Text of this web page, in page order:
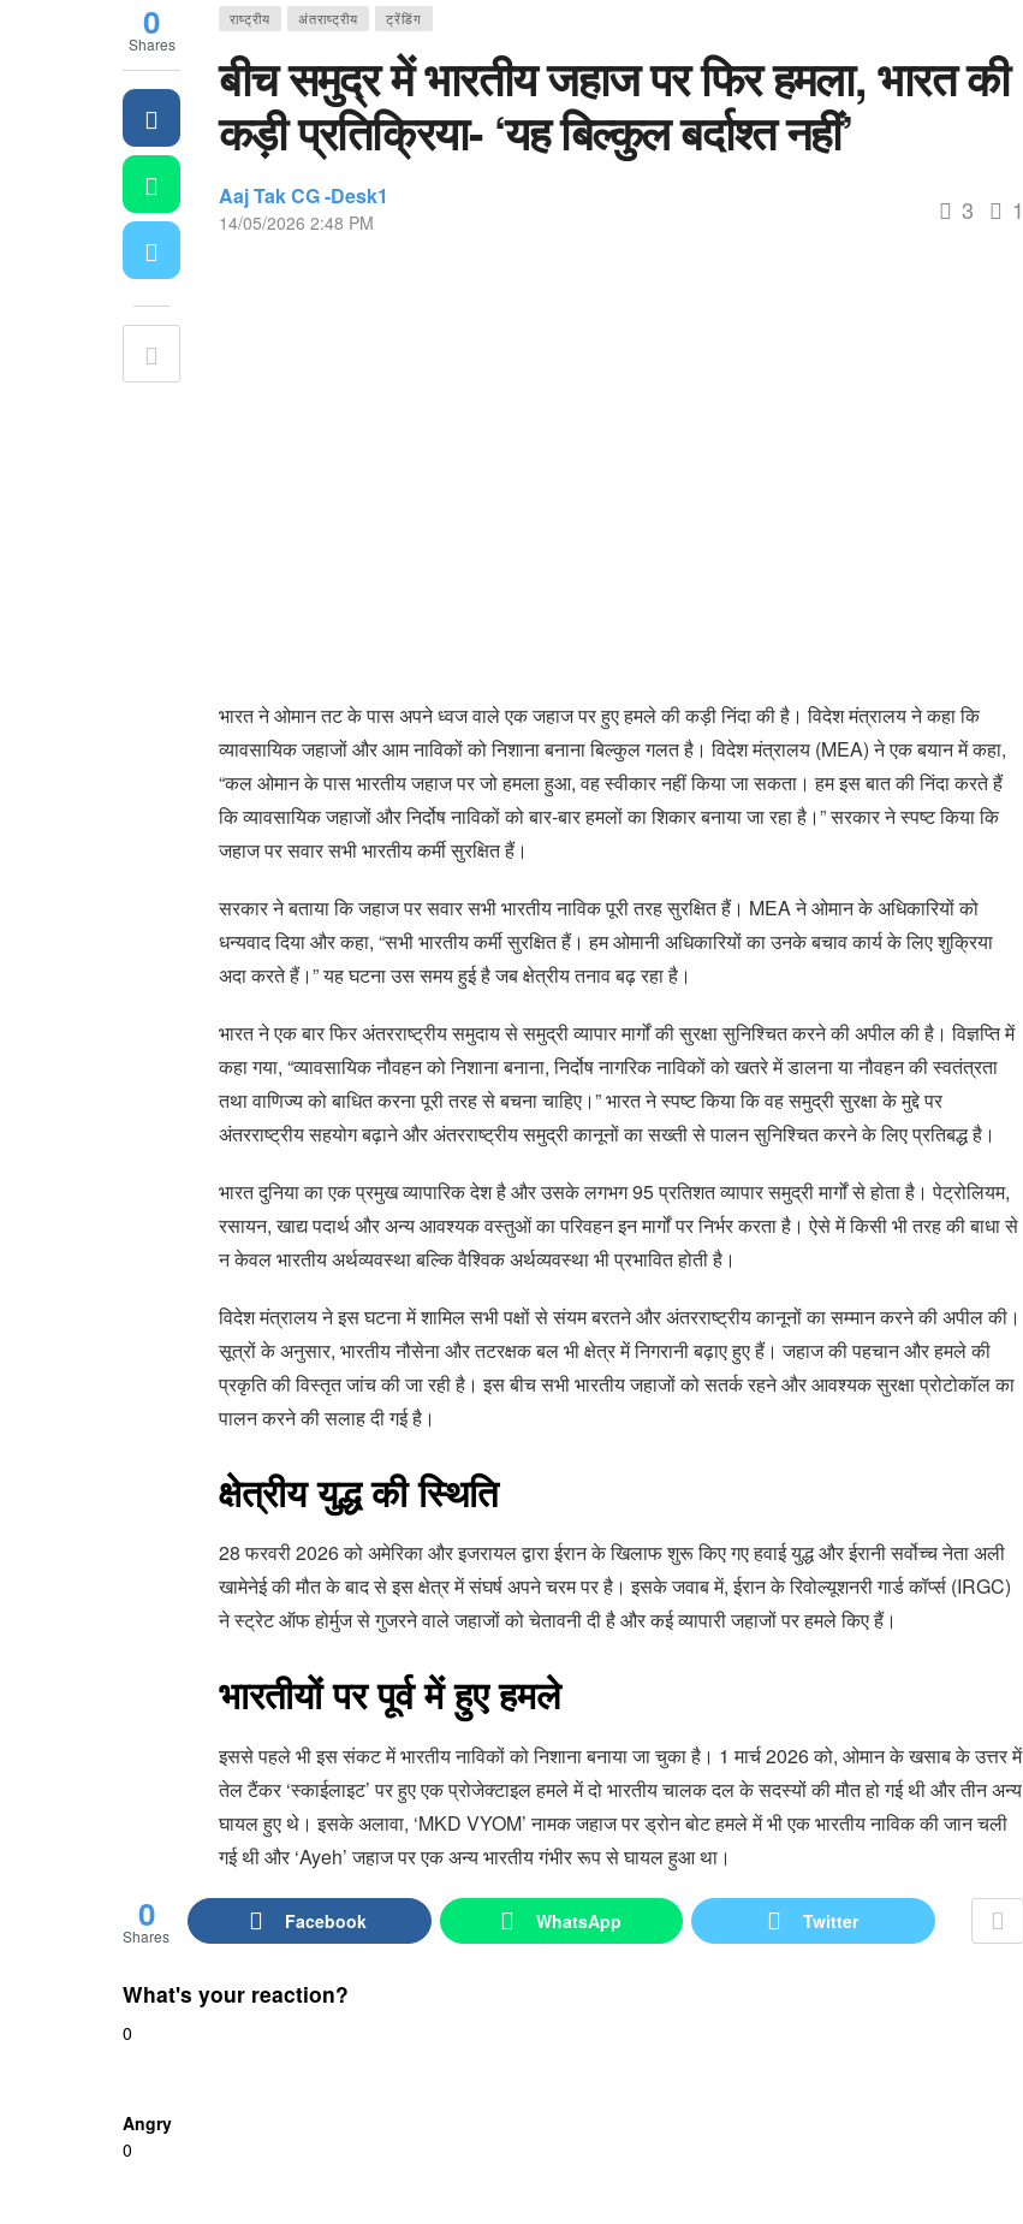
राष्ट्रीय अंतराष्ट्रीय ट्रेंडिंग
बीच समुद्र में भारतीय जहाज पर फिर हमला, भारत की
कड़ी प्रतिक्रिया- ‘यह बिल्कुल बर्दाश्त नहीं’
Aaj Tak CG -Desk1
14/05/2026 2:48 PM 3 1
0
Shares
भारत ने ओमान तट के पास अपने ध्वज वाले एक जहाज पर हुए हमले की कड़ी निंदा की है। विदेश मंत्रालय ने कहा कि
व्यावसायिक जहाजों और आम नाविकों को निशाना बनाना बिल्कुल गलत है। विदेश मंत्रालय (MEA) ने एक बयान में कहा,
“कल ओमान के पास भारतीय जहाज पर जो हमला हुआ, वह स्वीकार नहीं किया जा सकता। हम इस बात की निंदा करते हैं
कि व्यावसायिक जहाजों और निर्दोष नाविकों को बार-बार हमलों का शिकार बनाया जा रहा है।” सरकार ने स्पष्ट किया कि
जहाज पर सवार सभी भारतीय कर्मी सुरक्षित हैं।
सरकार ने बताया कि जहाज पर सवार सभी भारतीय नाविक पूरी तरह सुरक्षित हैं। MEA ने ओमान के अधिकारियों को
धन्यवाद दिया और कहा, “सभी भारतीय कर्मी सुरक्षित हैं। हम ओमानी अधिकारियों का उनके बचाव कार्य के लिए शुक्रिया
अदा करते हैं।” यह घटना उस समय हुई है जब क्षेत्रीय तनाव बढ़ रहा है।
भारत ने एक बार फिर अंतरराष्ट्रीय समुदाय से समुद्री व्यापार मार्गों की सुरक्षा सुनिश्चित करने की अपील की है। विज्ञप्ति में
कहा गया, “व्यावसायिक नौवहन को निशाना बनाना, निर्दोष नागरिक नाविकों को खतरे में डालना या नौवहन की स्वतंत्रता
तथा वाणिज्य को बाधित करना पूरी तरह से बचना चाहिए।” भारत ने स्पष्ट किया कि वह समुद्री सुरक्षा के मुद्दे पर
अंतरराष्ट्रीय सहयोग बढ़ाने और अंतरराष्ट्रीय समुद्री कानूनों का सख्ती से पालन सुनिश्चित करने के लिए प्रतिबद्ध है।
भारत दुनिया का एक प्रमुख व्यापारिक देश है और उसके लगभग 95 प्रतिशत व्यापार समुद्री मार्गों से होता है। पेट्रोलियम,
रसायन, खाद्य पदार्थ और अन्य आवश्यक वस्तुओं का परिवहन इन मार्गों पर निर्भर करता है। ऐसे में किसी भी तरह की बाधा से
न केवल भारतीय अर्थव्यवस्था बल्कि वैश्विक अर्थव्यवस्था भी प्रभावित होती है।
विदेश मंत्रालय ने इस घटना में शामिल सभी पक्षों से संयम बरतने और अंतरराष्ट्रीय कानूनों का सम्मान करने की अपील की।
सूत्रों के अनुसार, भारतीय नौसेना और तटरक्षक बल भी क्षेत्र में निगरानी बढ़ाए हुए हैं। जहाज की पहचान और हमले की
प्रकृति की विस्तृत जांच की जा रही है। इस बीच सभी भारतीय जहाजों को सतर्क रहने और आवश्यक सुरक्षा प्रोटोकॉल का
पालन करने की सलाह दी गई है।
क्षेत्रीय युद्ध की स्थिति
28 फरवरी 2026 को अमेरिका और इजरायल द्वारा ईरान के खिलाफ शुरू किए गए हवाई युद्ध और ईरानी सर्वोच्च नेता अली
खामेनेई की मौत के बाद से इस क्षेत्र में संघर्ष अपने चरम पर है। इसके जवाब में, ईरान के रिवोल्यूशनरी गार्ड कॉर्प्स (IRGC)
ने स्ट्रेट ऑफ होर्मुज से गुजरने वाले जहाजों को चेतावनी दी है और कई व्यापारी जहाजों पर हमले किए हैं।
भारतीयों पर पूर्व में हुए हमले
इससे पहले भी इस संकट में भारतीय नाविकों को निशाना बनाया जा चुका है। 1 मार्च 2026 को, ओमान के खसाब के उत्तर में
तेल टैंकर ‘स्काईलाइट’ पर हुए एक प्रोजेक्टाइल हमले में दो भारतीय चालक दल के सदस्यों की मौत हो गई थी और तीन अन्य
घायल हुए थे। इसके अलावा, ‘MKD VYOM’ नामक जहाज पर ड्रोन बोट हमले में भी एक भारतीय नाविक की जान चली
गई थी और ‘Ayeh’ जहाज पर एक अन्य भारतीय गंभीर रूप से घायल हुआ था।
0
Shares
Facebook WhatsApp Twitter
What's your reaction?
0
Angry
0